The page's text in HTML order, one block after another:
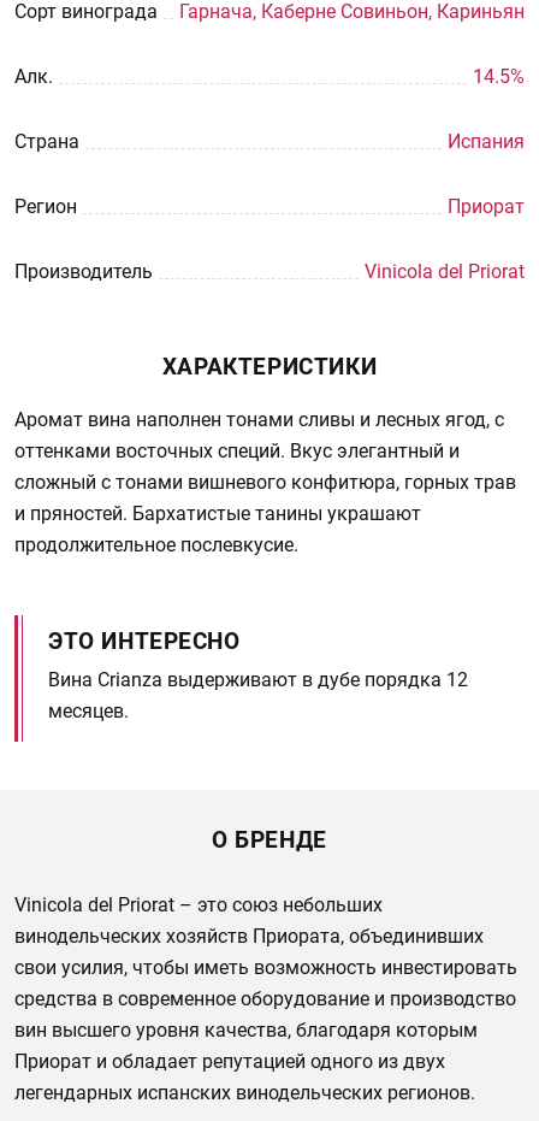
Сорт винограда Гарнача, Каберне Совиньон, Кариньян
Aлк. 14.5%
Страна Испания
Регион Приорат
Производитель Vinicola del Priorat
ХАРАКТЕРИСТИКИ
Аромат вина наполнен тонами сливы и лесных ягод, с
оттенками восточных специй. Вкус элегантный и
сложный с тонами вишневого конфитюра, горных трав
и пряностей. Бархатистые танины украшают
продолжительное послевкусие.
ЭТО ИНТЕРЕСНО
Вина Crianza выдерживают в дубе порядка 12
месяцев.
О БРЕНДЕ
Vinicola del Priorat – это союз небольших
винодельческих хозяйств Приората, объединивших
свои усилия, чтобы иметь возможность инвестировать
средства в современное оборудование и производство
вин высшего уровня качества, благодаря которым
Приорат и обладает репутацией одного из двух
легендарных испанских винодельческих регионов.